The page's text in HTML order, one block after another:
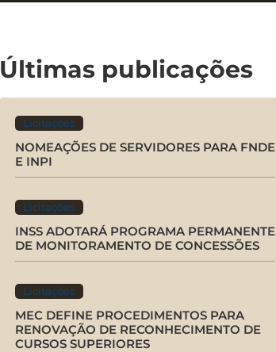
Últimas publicações
Licitações
NOMEAÇÕES DE SERVIDORES PARA FNDE
E INPI
Licitações
INSS ADOTARÁ PROGRAMA PERMANENTE
DE MONITORAMENTO DE CONCESSÕES
Licitações
MEC DEFINE PROCEDIMENTOS PARA
RENOVAÇÃO DE RECONHECIMENTO DE
CURSOS SUPERIORES